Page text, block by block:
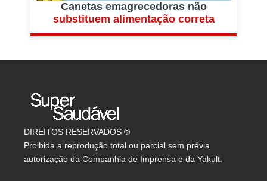
Canetas emagrecedoras não
substituem alimentação correta
DIREITOS RESERVADOS ®
Proibida a reprodução total ou parcial sem prévia
autorização da Companhia de Imprensa e da Yakult.